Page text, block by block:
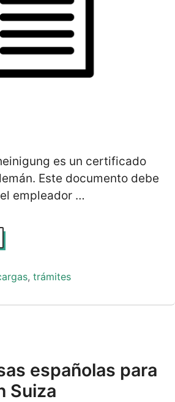
es un certificado
Este documento debe
empleador …
, trámites
españolas para
Suiza